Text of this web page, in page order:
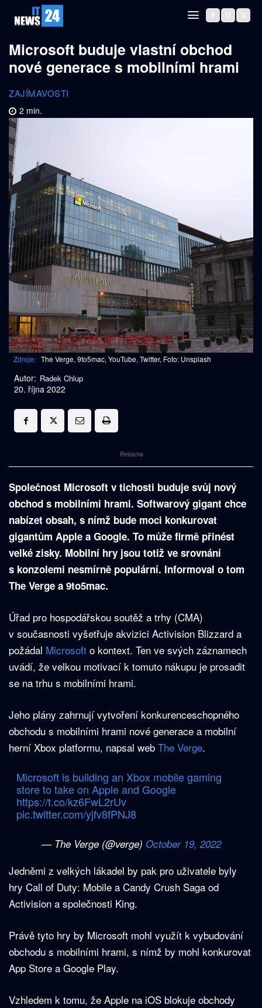
Microsoft buduje vlastní obchod
nové generace s mobilními hrami
ZAJÍMAVOSTI
2 min.
Zdroje: The Verge, 9to5mac, YouTube, Twitter, Foto: Unsplash
Autor: Radek Chlup
20. října 2022
Reklama
Společnost Microsoft v tichosti buduje svůj nový
obchod s mobilními hrami. Softwarový gigant chce
nabízet obsah, s nímž bude moci konkurovat
gigantům Apple a Google. To může firmě přinést
velké zisky. Mobilní hry jsou totiž ve srovnání
s konzolemi nesmírně populární. Informoval o tom
The Verge a 9to5mac.
Úřad pro hospodářskou soutěž a trhy (CMA)
v současnosti vyšetřuje akvizici Activision Blizzard a
požádal Microsoft o kontext. Ten ve svých záznamech
uvádí, že velkou motivací k tomuto nákupu je prosadit
se na trhu s mobilními hrami.
Jeho plány zahrnují vytvoření konkurenceschopného
obchodu s mobilními hrami nové generace a mobilní
herní Xbox platformu, napsal web The Verge.
Microsoft is building an Xbox mobile gaming
store to take on Apple and Google
https://t.co/kz6FwL2rUv
pic.twitter.com/yjfv8fPNJ8
— The Verge (@verge) October 19, 2022
Jedněmi z velkých lákadel by pak pro uživatele byly
hry Call of Duty: Mobile a Candy Crush Saga od
Activision a společnosti King.
Právě tyto hry by Microsoft mohl využít k vybudování
obchodu s mobilními hrami, s nímž by mohl konkurovat
App Store a Google Play.
Vzhledem k tomu, že Apple na iOS blokuje obchody